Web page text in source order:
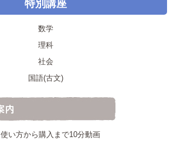
特別講座
数学
理科
社会
国語(古文)
使い方から購入まで10分動画